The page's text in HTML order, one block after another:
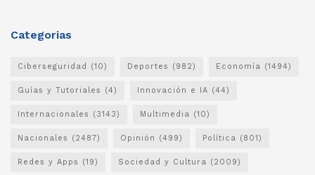
Categorias
Ciberseguridad (10) Deportes (982) Economía (1494)
Guías y Tutoriales (4) Innovación e IA (44)
Internacionales (3143) Multimedia (10)
Nacionales (2487) Opinión (499) Política (801)
Redes y Apps (19) Sociedad y Cultura (2009)